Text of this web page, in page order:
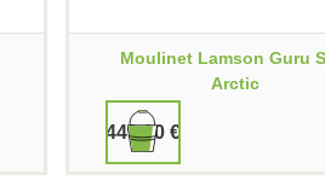
Moulinet Lamson Guru
Arctic
449,90 €